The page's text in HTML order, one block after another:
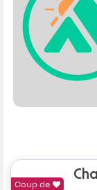
Coup de